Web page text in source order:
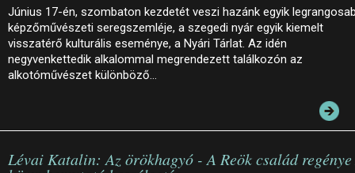
Június 17-én, szombaton kezdetét veszi hazánk egyik
képzőművészeti seregszemléje, a szegedi nyár egyik kiemelt
visszatérő kulturális eseménye, a Nyári Tárlat. Az idén
negyvenkettedik alkalommal megrendezett találkozón az
alkotóművészet különböző…
Lévai Katalin: Az örökhagyó - A Reök család